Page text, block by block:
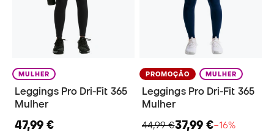
MULHER
Leggings Pro Dri-Fit 365
Mulher
47,99 €
PROMOÇÃO MULHER
Leggings Pro Dri-Fit 365
Mulher
44,99 €37,99 €−16%